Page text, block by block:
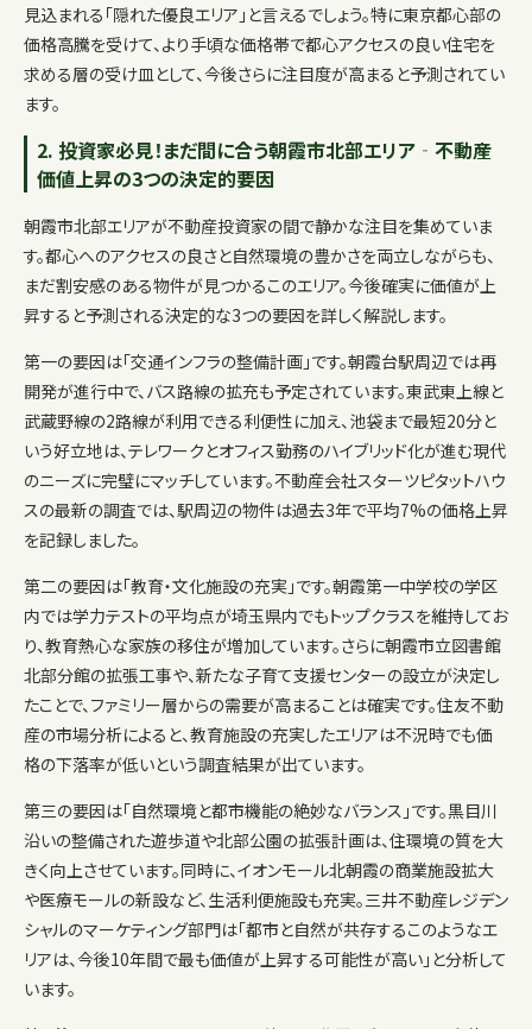
見込まれる「隠れた優良エリア」と言えるでしょう。特に東京都心部の
価格高騰を受けて、より手頃な価格帯で都心アクセスの良い住宅を
求める層の受け皿として、今後さらに注目度が高まると予測されてい
ます。
2. 投資家必見！まだ間に合う朝霞市北部エリア‐不動産
価値上昇の3つの決定的要因
朝霞市北部エリアが不動産投資家の間で静かな注目を集めていま
す。都心へのアクセスの良さと自然環境の豊かさを両立しながらも、
まだ割安感のある物件が見つかるこのエリア。今後確実に価値が上
昇すると予測される決定的な3つの要因を詳しく解説します。
第一の要因は「交通インフラの整備計画」です。朝霞台駅周辺では再
開発が進行中で、バス路線の拡充も予定されています。東武東上線と
武蔵野線の2路線が利用できる利便性に加え、池袋まで最短20分と
いう好立地は、テレワークとオフィス勤務のハイブリッド化が進む現代
のニーズに完璧にマッチしています。不動産会社スターツピタットハウ
スの最新の調査では、駅周辺の物件は過去3年で平均7%の価格上昇
を記録しました。
第二の要因は「教育・文化施設の充実」です。朝霞第一中学校の学区
内では学力テストの平均点が埼玉県内でもトップクラスを維持してお
り、教育熱心な家族の移住が増加しています。さらに朝霞市立図書館
北部分館の拡張工事や、新たな子育て支援センターの設立が決定し
たことで、ファミリー層からの需要が高まることは確実です。住友不動
産の市場分析によると、教育施設の充実したエリアは不況時でも価
格の下落率が低いという調査結果が出ています。
第三の要因は「自然環境と都市機能の絶妙なバランス」です。黒目川
沿いの整備された遊歩道や北部公園の拡張計画は、住環境の質を大
きく向上させています。同時に、イオンモール北朝霞の商業施設拡大
や医療モールの新設など、生活利便施設も充実。三井不動産レジデン
シャルのマーケティング部門は「都市と自然が共存するこのようなエ
リアは、今後10年間で最も価値が上昇する可能性が高い」と分析して
います。